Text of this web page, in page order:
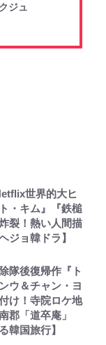
ジュ
世界的大ヒ
・キム』『鉄槌
裂！熱い人間描
ジョ韓ドラ】
隊後復帰作『ト
ウ＆チャン・ヨ
け！寺院ロケ地
郡「道卒庵」
韓国旅行】